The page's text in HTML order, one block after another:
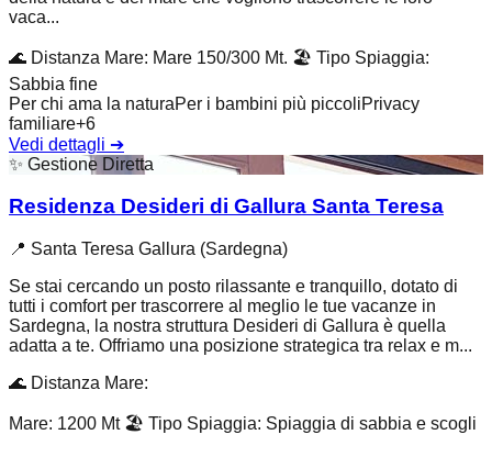
vaca...
🌊 Distanza Mare: Mare 150/300 Mt. 🏖️ Tipo Spiaggia:
Sabbia fine
Per chi ama la naturaPer i bambini più piccoliPrivacy
familiare+6
Vedi dettagli ➔
✨ Gestione Diretta
Residenza Desideri di Gallura Santa Teresa
📍 Santa Teresa Gallura (Sardegna)
Se stai cercando un posto rilassante e tranquillo, dotato di
tutti i comfort per trascorrere al meglio le tue vacanze in
Sardegna, la nostra struttura Desideri di Gallura è quella
adatta a te. Offriamo una posizione strategica tra relax e m...
🌊 Distanza Mare:
Mare: 1200 Mt 🏖️ Tipo Spiaggia: Spiaggia di sabbia e scogli